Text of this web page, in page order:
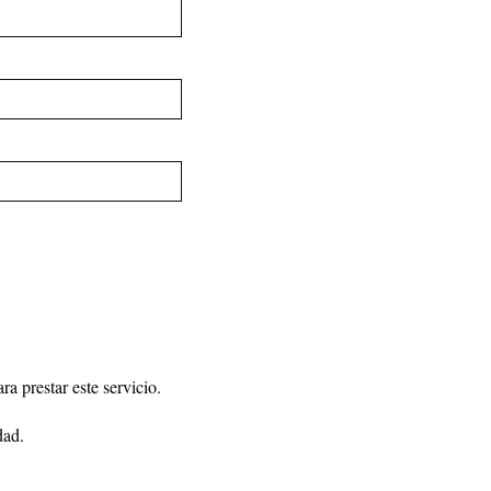
prestar este servicio.
.